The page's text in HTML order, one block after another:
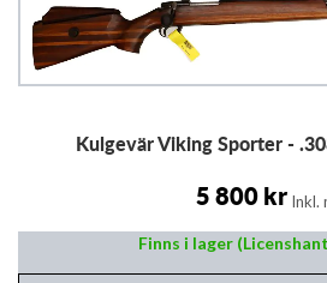
slutet
av
bildgalleriet
Kulgevär Viking Sporter -
5 800 kr Inkl.
Finns i lager